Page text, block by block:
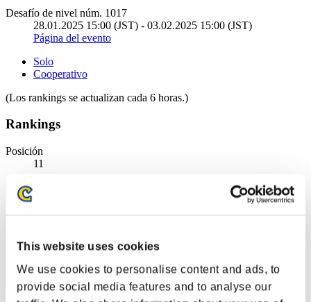
This website uses cookies
We use cookies to personalise content and ads, to
provide social media features and to analyse our
Desafío de nivel núm. 1017
28.01.2025 15:00 (JST) - 03.02.2025 15:00 (JST)
Página del evento
Solo
Cooperativo
(Los rankings se actualizan cada 6 horas.)
Rankings
Posición
11